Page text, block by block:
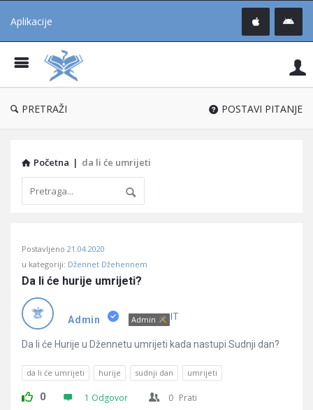
Aplikacije
®
PRETRAŽI POSTAVI PITANJE
Početna | da li će umrijeti
Učene
Latest
Pitanja
Postavljeno 21.04.2020
u kategoriji: Džennet Džehennem
Da li će hurije umrijeti?
Admin Admin IT
Da li će Hurije u Džennetu umrijeti kada nastupi Sudnji dan?
da li će umrijeti hurije sudnji dan umrijeti
0 1 Odgovor 0 Prati